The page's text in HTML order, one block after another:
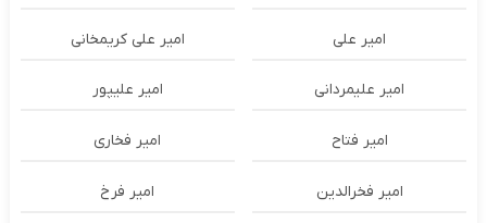
امیر علی امیر علی کریمخانی
امیر علیمردانی امیر علیپور
امیر فتاح امیر فخاری
امیر فخرالدین امیر فرخ